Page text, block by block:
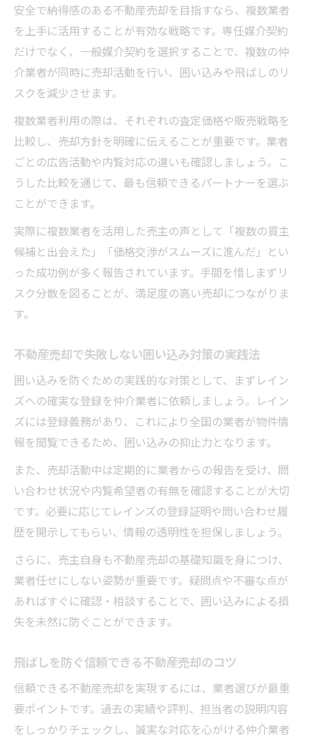
安全で納得感のある不動産売却を目指すなら、複数業者
を上手に活用することが有効な戦略です。専任媒介契約
だけでなく、一般媒介契約を選択することで、複数の仲
介業者が同時に売却活動を行い、囲い込みや飛ばしのリ
スクを減少させます。
複数業者利用の際は、それぞれの査定価格や販売戦略を
比較し、売却方針を明確に伝えることが重要です。業者
ごとの広告活動や内覧対応の違いも確認しましょう。こ
うした比較を通じて、最も信頼できるパートナーを選ぶ
ことができます。
実際に複数業者を活用した売主の声として「複数の買主
候補と出会えた」「価格交渉がスムーズに進んだ」とい
った成功例が多く報告されています。手間を惜しまずリ
スク分散を図ることが、満足度の高い売却につながりま
す。
不動産売却で失敗しない囲い込み対策の実践法
囲い込みを防ぐための実践的な対策として、まずレイン
ズへの確実な登録を仲介業者に依頼しましょう。レイン
ズには登録義務があり、これにより全国の業者が物件情
報を閲覧できるため、囲い込みの抑止力となります。
また、売却活動中は定期的に業者からの報告を受け、問
い合わせ状況や内覧希望者の有無を確認することが大切
です。必要に応じてレインズの登録証明や問い合わせ履
歴を開示してもらい、情報の透明性を担保しましょう。
さらに、売主自身も不動産売却の基礎知識を身につけ、
業者任せにしない姿勢が重要です。疑問点や不審な点が
あればすぐに確認・相談することで、囲い込みによる損
失を未然に防ぐことができます。
飛ばしを防ぐ信頼できる不動産売却のコツ
信頼できる不動産売却を実現するには、業者選びが最重
要ポイントです。過去の実績や評判、担当者の説明内容
をしっかりチェックし、誠実な対応を心がける仲介業者